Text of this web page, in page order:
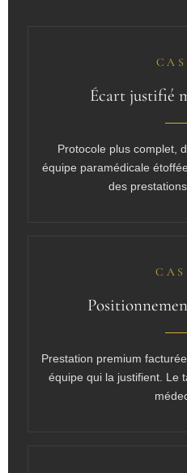
CAS
Écart justifié
Protocole plus complet,
équipe paramédicale
des
CAS
Prestation premium
équipe qui la justifient. Le